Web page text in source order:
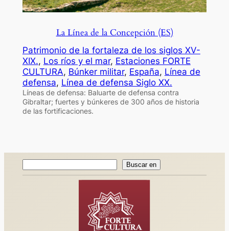
La Línea de la Concepción (ES)
Patrimonio de la fortaleza de los siglos XV-
XIX., Los ríos y el mar, Estaciones FORTE
CULTURA, Búnker militar, España, Línea de
defensa, Línea de defensa Siglo XX.
Líneas de defensa: Baluarte de defensa contra
Gibraltar; fuertes y búnkeres de 300 años de historia
de las fortificaciones.
Buscar en